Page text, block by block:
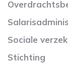
Sociale
Stichting